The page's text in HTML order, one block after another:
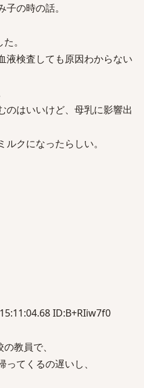
の時の話。
。
液検査しても原因わからない
のはいいけど、母乳に影響出
クになったらしい。
ID:B+RIiw7f0
教員で、
てくるの遅いし、